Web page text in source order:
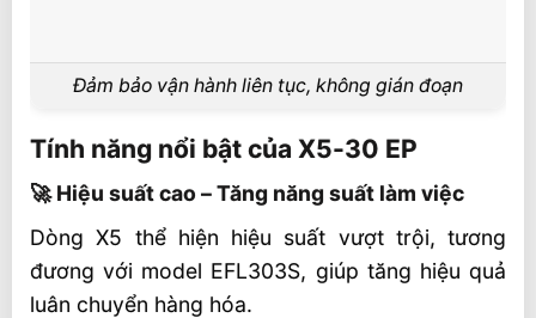
Đảm bảo vận hành liên tục, không gián đoạn
Tính năng nổi bật của X5-30 EP
🚀 Hiệu suất cao – Tăng năng suất làm việc
Dòng X5 thể hiện hiệu suất vượt trội, tương
đương với model EFL303S, giúp tăng hiệu quả
luân chuyển hàng hóa.